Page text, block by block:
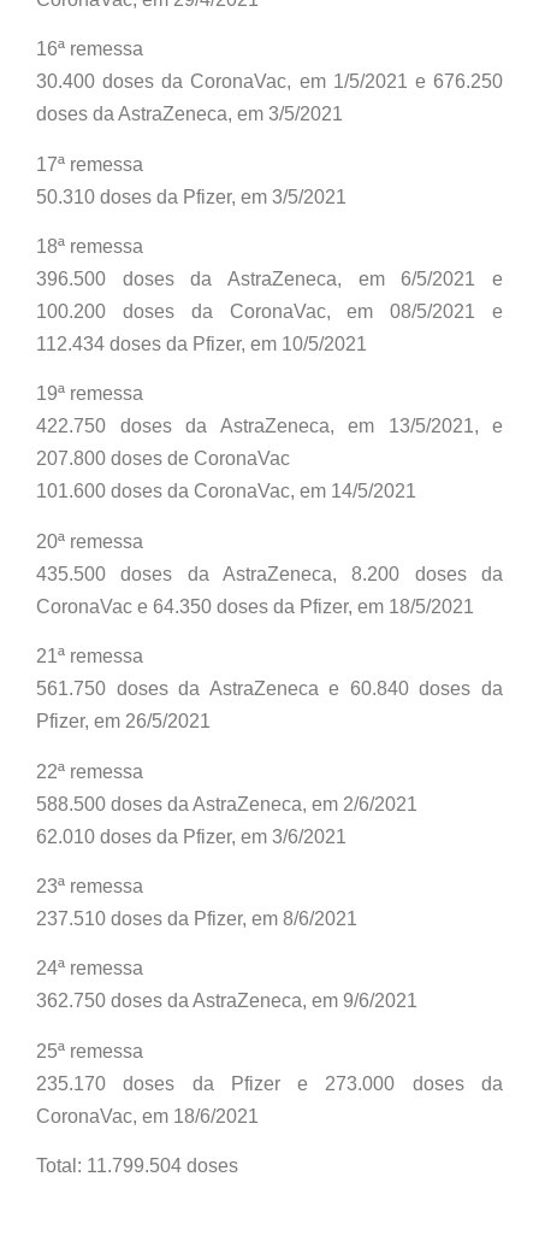
16ª remessa
30.400 doses da CoronaVac, em 1/5/2021 e 676.250
doses da AstraZeneca, em 3/5/2021
17ª remessa
50.310 doses da Pfizer, em 3/5/2021
18ª remessa
396.500 doses da AstraZeneca, em 6/5/2021 e
100.200 doses da CoronaVac, em 08/5/2021 e
112.434 doses da Pfizer, em 10/5/2021
19ª remessa
422.750 doses da AstraZeneca, em 13/5/2021, e
207.800 doses de CoronaVac
101.600 doses da CoronaVac, em 14/5/2021
20ª remessa
435.500 doses da AstraZeneca, 8.200 doses da
CoronaVac e 64.350 doses da Pfizer, em 18/5/2021
21ª remessa
561.750 doses da AstraZeneca e 60.840 doses da
Pfizer, em 26/5/2021
22ª remessa
588.500 doses da AstraZeneca, em 2/6/2021
62.010 doses da Pfizer, em 3/6/2021
23ª remessa
237.510 doses da Pfizer, em 8/6/2021
24ª remessa
362.750 doses da AstraZeneca, em 9/6/2021
25ª remessa
235.170 doses da Pfizer e 273.000 doses da
CoronaVac, em 18/6/2021
Total: 11.799.504 doses